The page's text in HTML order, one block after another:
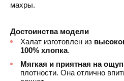
махры.
Достоинства модели
Халат изготовлен из
100% хлопка.
Мягкая и приятная на
плотности. Она отлично